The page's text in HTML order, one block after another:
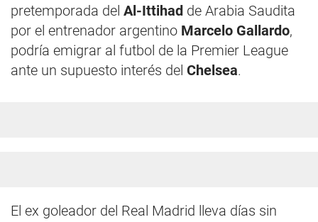
pretemporada del Al-Ittihad de Arabia Saudita
por el entrenador argentino Marcelo Gallardo,
podría emigrar al futbol de la Premier League
ante un supuesto interés del Chelsea.
El ex goleador del Real Madrid lleva días sin